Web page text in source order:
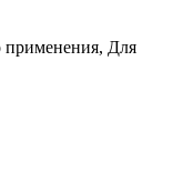
применения, Для